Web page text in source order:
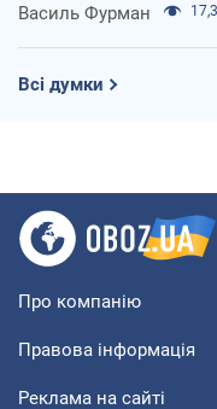
Василь Фурман
Всі думки
Про компанію
Правова інформація
Реклама на сайті